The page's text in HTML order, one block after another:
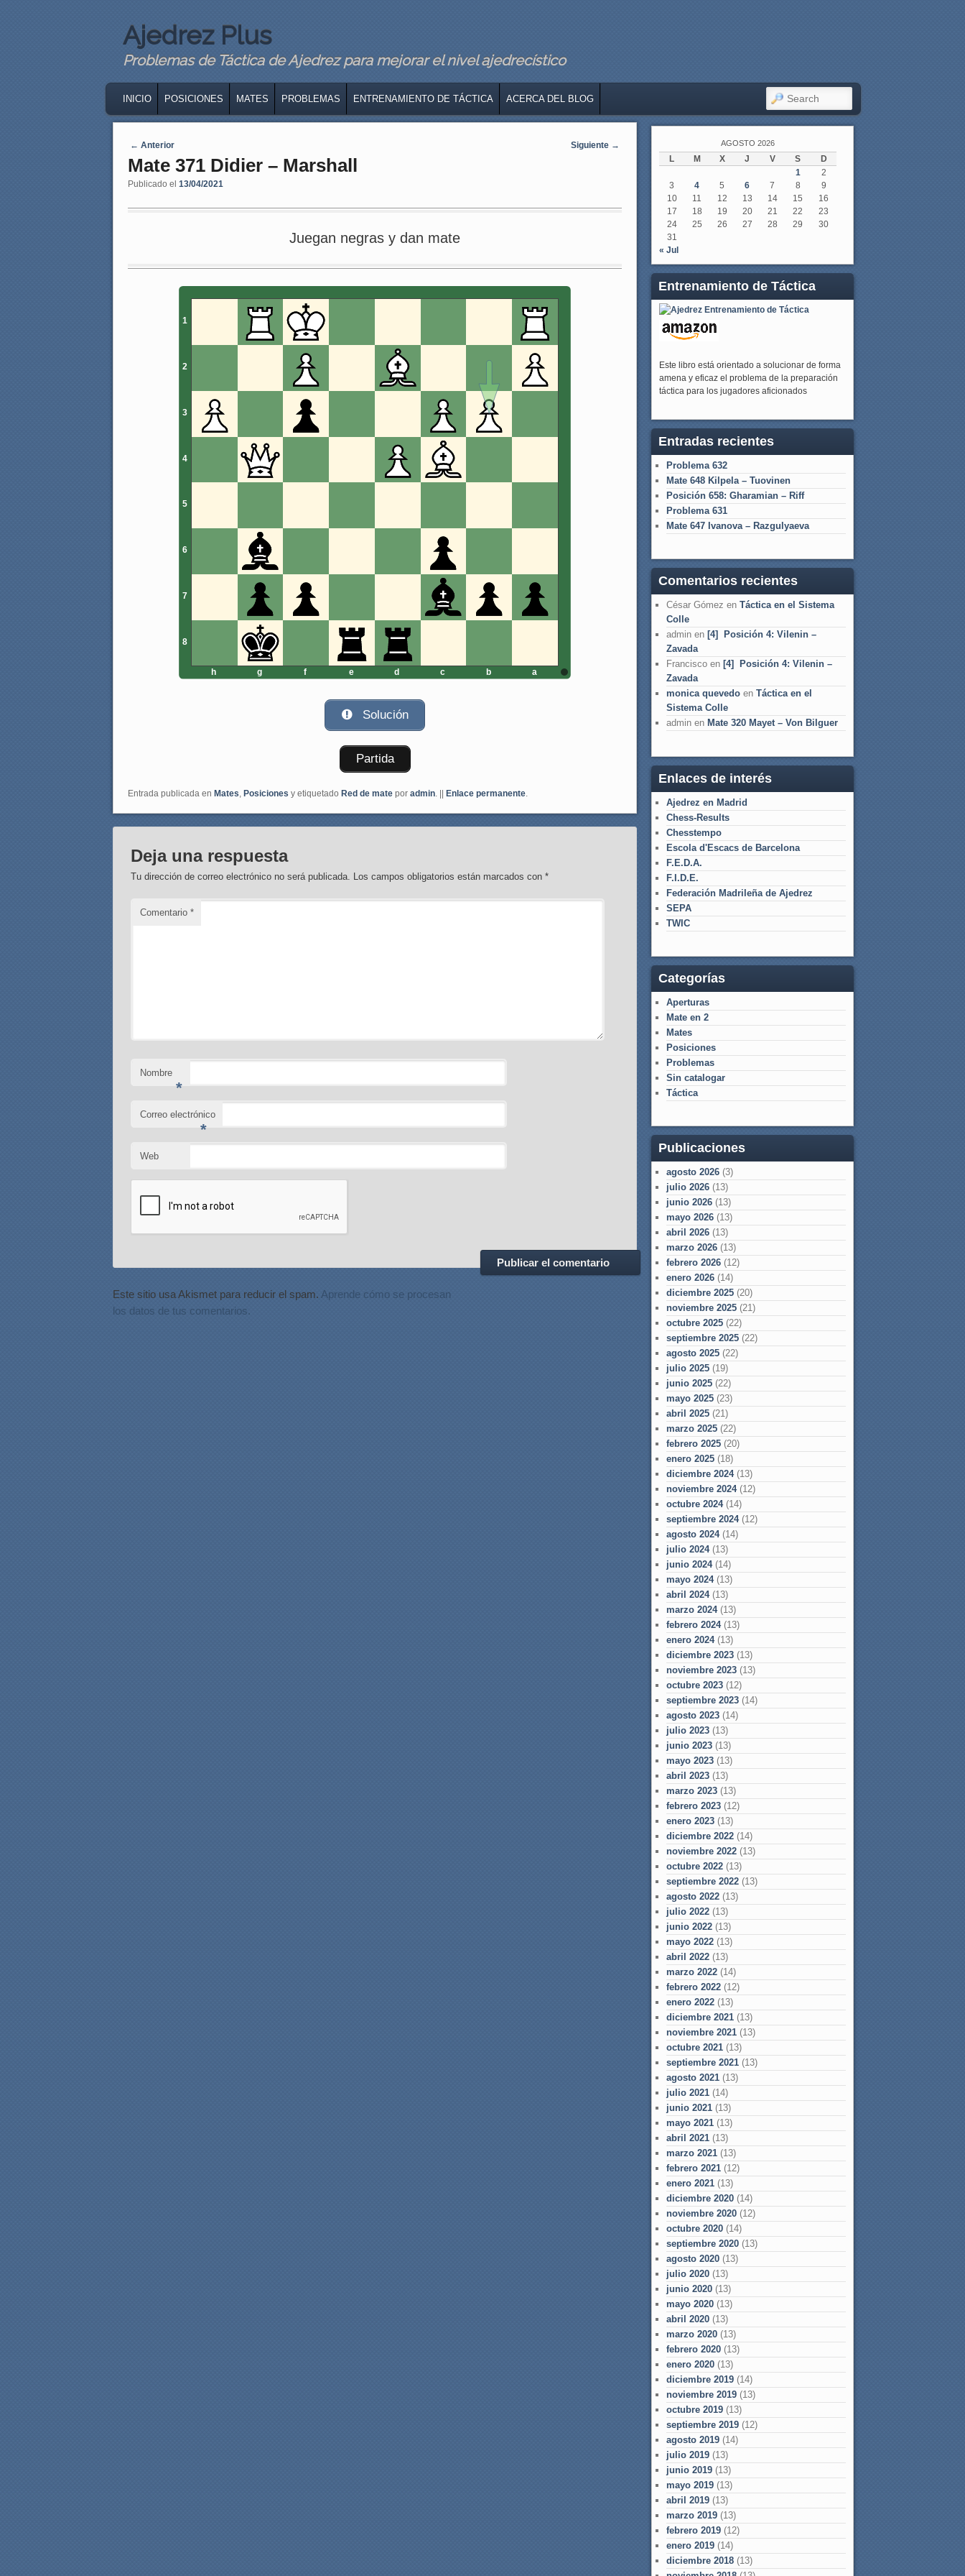
Ajedrez Plus
Problemas de Táctica de Ajedrez para mejorar el nivel ajedrecístico
SKIP TO PRIMARY CONTENT
SKIP TO SECONDARY CONTENT
INICIO POSICIONES MATES PROBLEMAS ENTRENAMIENTO DE TÁCTICA ACERCA DEL BLOG SEARCH
Navegaci�n de entradas
← Anterior Siguiente →
Mate 371 Didier – Marshall
Publicado el 13/04/2021
Juegan negras y dan mate
1
2
3
4
5
6
7
8
h g f e d c b a
Solución
Partida
Entrada publicada en Mates, Posiciones y etiquetado Red de mate por admin. || Enlace permanente.
Deja una respuesta
Tu dirección de correo electrónico no será publicada. Los campos obligatorios están marcados con*
Comentario*
Nombre
*
Correo electrónico
*
Web
Este sitio usa Akismet para reducir el spam. Aprende cómo se procesan
los datos de tus comentarios.
AGOSTO 2026
L M X J V S
D
1
2
3
4 5 6 7 8
9
10
11 12 13 14 15
16
17
18 19 20 21 22
23
24
25 26 27 28 29
30
31
« Jul
Entrenamiento de Táctica
Este libro está orientado a solucionar de forma
amena y eficaz el problema de la preparación
táctica para los jugadores aficionados
Entradas recientes
Problema 632
Mate 648 Kilpela – Tuovinen
Posición 658: Gharamian – Riff
Problema 631
Mate 647 Ivanova – Razgulyaeva
Comentarios recientes
César Gómez en Táctica en el Sistema
Colle
admin en [4] Posición 4: Vilenin –
Zavada
Francisco en [4] Posición 4: Vilenin –
Zavada
monica quevedo en Táctica en el
Sistema Colle
admin en Mate 320 Mayet – Von Bilguer
Enlaces de interés
Ajedrez en Madrid
Chess-Results
Chesstempo
Escola d'Escacs de Barcelona
F.E.D.A.
F.I.D.E.
Federación Madrileña de Ajedrez
SEPA
TWIC
Categorías
Aperturas
Mate en 2
Mates
Posiciones
Problemas
Sin catalogar
Táctica
Publicaciones
agosto 2026 (3)
julio 2026 (13)
junio 2026 (13)
mayo 2026 (13)
abril 2026 (13)
marzo 2026 (13)
febrero 2026 (12)
enero 2026 (14)
diciembre 2025 (20)
noviembre 2025 (21)
octubre 2025 (22)
septiembre 2025 (22)
agosto 2025 (22)
julio 2025 (19)
junio 2025 (22)
mayo 2025 (23)
abril 2025 (21)
marzo 2025 (22)
febrero 2025 (20)
enero 2025 (18)
diciembre 2024(13)
noviembre 2024(12)
octubre 2024(14)
septiembre 2024(12)
agosto 2024(14)
julio 2024(13)
junio 2024(14)
mayo 2024(13)
abril 2024(13)
marzo 2024(13)
febrero 2024(13)
enero 2024(13)
diciembre 2023 (13)
noviembre 2023 (13)
octubre 2023 (12)
septiembre 2023 (14)
agosto 2023 (14)
julio 2023 (13)
junio 2023 (13)
mayo 2023 (13)
abril 2023 (13)
marzo 2023 (13)
febrero 2023 (12)
enero 2023 (13)
diciembre 2022 (14)
noviembre 2022 (13)
octubre 2022 (13)
septiembre 2022 (13)
agosto 2022 (13)
julio 2022 (13)
junio 2022 (13)
mayo 2022 (13)
abril 2022 (13)
marzo 2022 (14)
febrero 2022 (12)
enero 2022 (13)
diciembre 2021 (13)
noviembre 2021 (13)
octubre 2021 (13)
septiembre 2021 (13)
agosto 2021 (13)
julio 2021 (14)
junio 2021 (13)
mayo 2021 (13)
abril 2021 (13)
marzo 2021 (13)
febrero 2021 (12)
enero 2021 (13)
diciembre 2020 (14)
noviembre 2020 (12)
octubre 2020 (14)
septiembre 2020 (13)
agosto 2020 (13)
julio 2020 (13)
junio 2020 (13)
mayo 2020 (13)
abril 2020 (13)
marzo 2020 (13)
febrero 2020 (13)
enero 2020 (13)
diciembre 2019 (14)
noviembre 2019 (13)
octubre 2019 (13)
septiembre 2019 (12)
agosto 2019 (14)
julio 2019 (13)
junio 2019 (13)
mayo 2019 (13)
abril 2019 (13)
marzo 2019 (13)
febrero 2019 (12)
enero 2019 (14)
diciembre 2018 (13)